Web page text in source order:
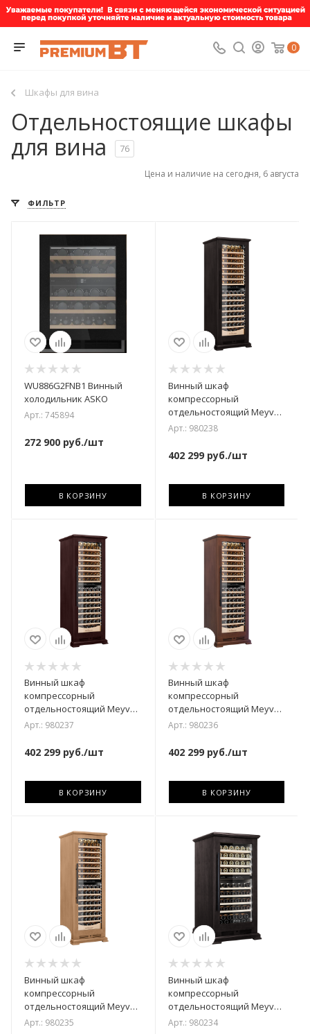
0
Шкафы для вина
Отдельностоящие шкафы
для вина
76
Цена и наличие на сегодня, 6 августа
ФИЛЬТР
WU886G2FNB1 Винный
холодильник ASKO
Арт.: 745894
272 900 руб./шт
В КОРЗИНУ
Винный шкаф
компрессорный
отдельностоящий Meyvel
MV163PRO-KBT2 (Тёмный
Арт.: 980238
402 299руб./шт
В КОРЗИНУ
Винный шкаф
компрессорный
отдельностоящий Meyvel
MV163PRO-KBT2 (Спелая
Арт.: 980237
402 299 руб./шт
В КОРЗИНУ
Винный шкаф
компрессорный
отдельностоящий Meyvel
MV163PRO-KBT2
Арт.: 980236
402 299руб./шт
В КОРЗИНУ
Винный шкаф
компрессорный
отдельностоящий Meyvel
MV163PRO-KBT2
Арт.: 980235
Винный шкаф
компрессорный
отдельностоящий Meyvel
MV99PRO-KBT2 (Тёмный
Арт.: 980234